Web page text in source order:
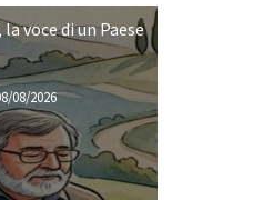
voce di un Paese
08/2026